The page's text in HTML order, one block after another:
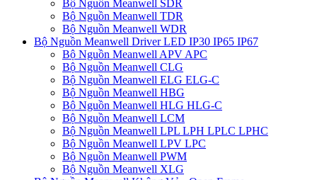
Bộ Nguồn Meanwell SDR
Bộ Nguồn Meanwell TDR
Bộ Nguồn Meanwell WDR
Bộ Nguồn Meanwell Driver LED IP30 IP65 IP67
Bộ Nguồn Meanwell APV APC
Bộ Nguồn Meanwell CLG
Bộ Nguồn Meanwell ELG ELG-C
Bộ Nguồn Meanwell HBG
Bộ Nguồn Meanwell HLG HLG-C
Bộ Nguồn Meanwell LCM
Bộ Nguồn Meanwell LPL LPH LPLC LPHC
Bộ Nguồn Meanwell LPV LPC
Bộ Nguồn Meanwell PWM
Bộ Nguồn Meanwell XLG